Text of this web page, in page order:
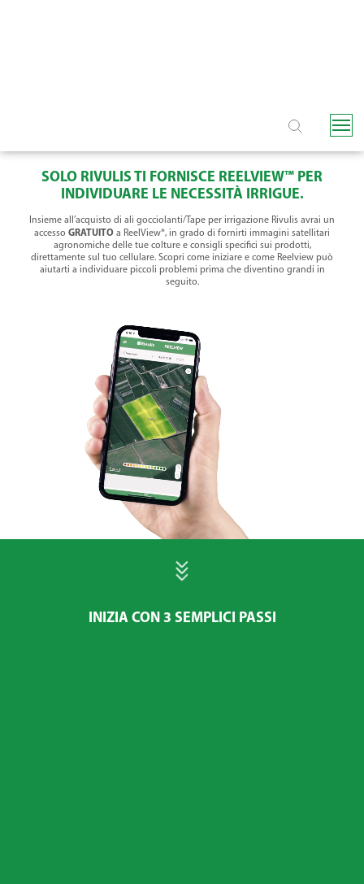
SOLO RIVULIS TI FORNISCE REELVIEW™ PER
INDIVIDUARE LE NECESSITÀ IRRIGUE.
Insieme all’acquisto di ali gocciolanti/Tape per irrigazione Rivulis avrai un
accesso GRATUITO a ReelView*, in grado di fornirti immagini satellitari
agronomiche delle tue colture e consigli specifici sui prodotti,
direttamente sul tuo cellulare. Scopri come iniziare e come Reelview può
aiutarti a individuare piccoli problemi prima che diventino grandi in
seguito.
INIZIA CON 3 SEMPLICI PASSI